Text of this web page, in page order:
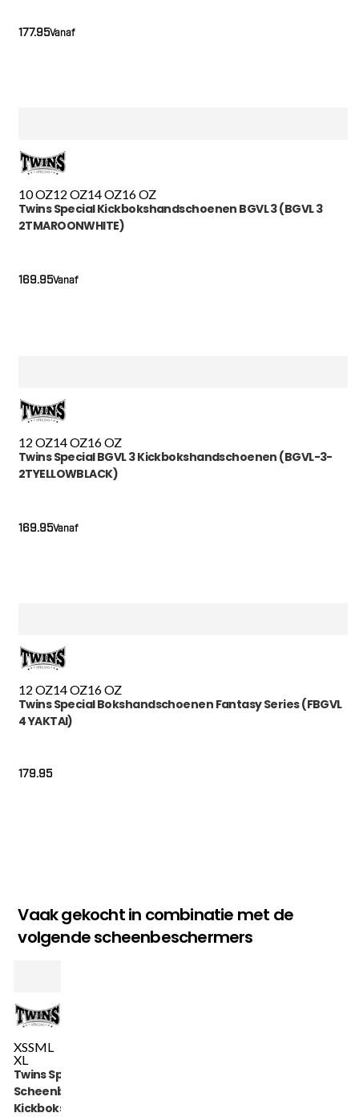
Vanaf
177.95
10 OZ12 OZ14 OZ16 OZ
Twins Special Kickbokshandschoenen BGVL 3 (BGVL 3
2TMAROONWHITE)
Vanaf
169.95
12 OZ14 OZ16 OZ
Twins Special BGVL 3 Kickbokshandschoenen (BGVL-3-
2TYELLOWBLACK)
Vanaf
169.95
12 OZ14 OZ16 OZ
Twins Special Bokshandschoenen Fantasy Series (FBGVL
4 YAKTAI)
179.95
Vaak gekocht in combinatie met de
volgende scheenbeschermers
XSSML
XL
Twins Special
Scheenbeschermers
Kickboksen (SGL 7